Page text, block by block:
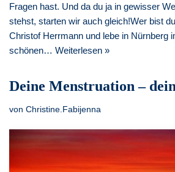
Fragen hast. Und da du ja in gewisser
stehst, starten wir auch gleich!Wer bist
Christof Herrmann und lebe in Nürnberg
schönen… Weiterlesen »
Deine Menstruation –
von Christine.Fabijenna